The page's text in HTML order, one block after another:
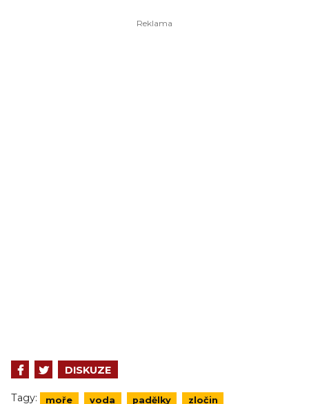
DISKUZE
Tagy: moře voda padělky zločin